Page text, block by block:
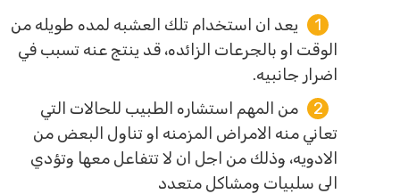
يعد ان استخدام تلك العشبه لمده طويله من
الوقت او بالجرعات الزائده، قد ينتج عنه تسبب في
اضرار جانبيه.
من المهم استشاره الطبيب للحالات التي
تعاني منه الامراض المزمنه او تناول البعض من
الادويه، وذلك من اجل ان لا تتفاعل معها وتؤدي
الى سلبيات ومشاكل متعدد